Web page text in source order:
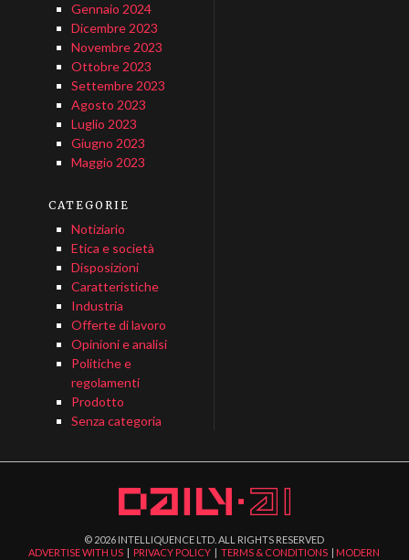
Gennaio 2024
Dicembre 2023
Novembre 2023
Ottobre 2023
Settembre 2023
Agosto 2023
Luglio 2023
Giugno 2023
Maggio 2023
CATEGORIE
Notiziario
Etica e società
Disposizioni
Caratteristiche
Industria
Offerte di lavoro
Opinioni e analisi
Politiche e
regolamenti
Prodotto
Senza categoria
© 2026 INTELLIQUENCE LTD. ALL RIGHTS RESERVED
ADVERTISE WITH US | PRIVACY POLICY |TERMS & CONDITIONS | MODERN